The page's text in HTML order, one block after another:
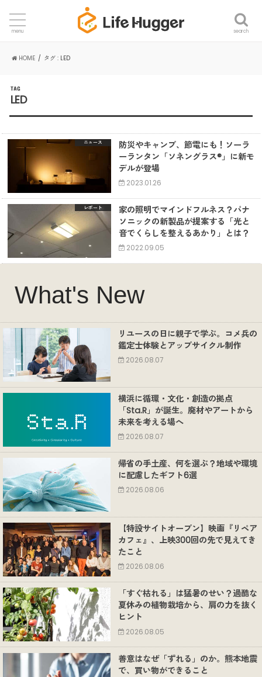
search
menu
HOME タグ : LED
TAG
LED
ニュース
防災やキャンプ、節電にも！ソーラ
ーランタン「ソネングラス®️」に新モ
デルが登場
2023.01.26
レポート
家の照明でマインドフルネス？パナ
ソニックの新製品が提案する「光と
音でくらしを整えるあかり」とは？
2022.09.05
What's New
リユースの日に親子で学ぶ。コメ兵の
鑑定士体験とアップサイクル制作
2026.08.07
横浜に循環・文化・創造の拠点
「Sta.R」が誕生。廃材やアートから
未来を考える場へ
2026.08.07
帰省の手土産、何を選ぶ？地域や環境
に配慮したギフト6選
2026.08.06
【特設サイトオープン】映画『リペア
カフェ』、上映300回の先で見えてき
たこと
2026.08.06
「すぐ枯れる」は猛暑のせい？過酷な
夏休みの植物栽培から、肩の力を抜く
ヒント
2026.08.05
善意はなぜ「ずれる」のか。熊本地震
で、買い物ができること